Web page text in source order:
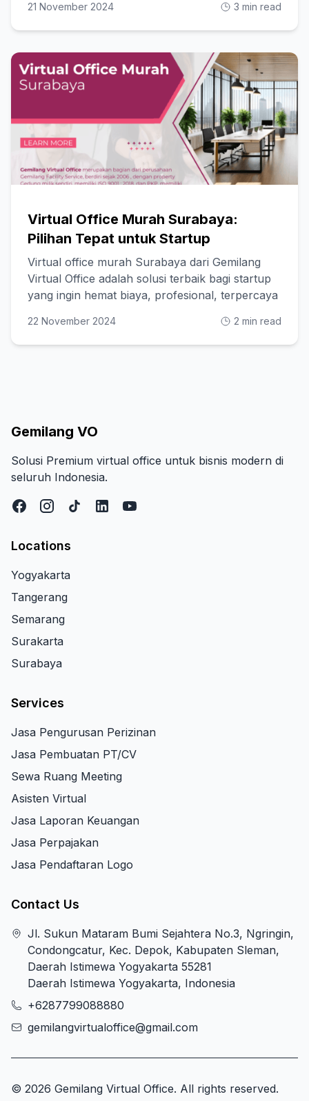
21 November 2024 3 min read
Virtual Office Murah Surabaya:
Pilihan Tepat untuk Startup
Virtual office murah Surabaya dari Gemilang
Virtual Office adalah solusi terbaik bagi startup
yang ingin hemat biaya, profesional, terpercaya
22 November 2024 2 min read
Gemilang VO
Solusi Premium virtual office untuk bisnis modern di
seluruh Indonesia.
Locations
Yogyakarta
Tangerang
Semarang
Surakarta
Surabaya
Services
Jasa Pengurusan Perizinan
Jasa Pembuatan PT/CV
Sewa Ruang Meeting
Asisten Virtual
Jasa Laporan Keuangan
Jasa Perpajakan
Jasa Pendaftaran Logo
Contact Us
Jl. Sukun Mataram Bumi Sejahtera No.3, Ngringin,
Condongcatur, Kec. Depok, Kabupaten Sleman,
Daerah Istimewa Yogyakarta 55281
Daerah Istimewa Yogyakarta, Indonesia
+6287799088880
gemilangvirtualoffice@gmail.com
© 2026 Gemilang Virtual Office. All rights reserved.